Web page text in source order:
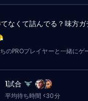
なくて詰んでる？味方
のPROプレイヤーと一緒にゲ
1試合
平均待ち時間 <30分